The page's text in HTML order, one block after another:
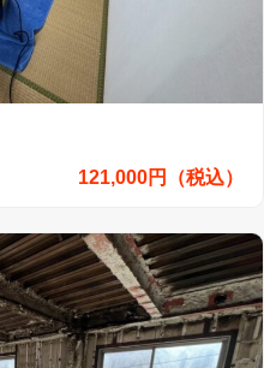
121,000円（税込）